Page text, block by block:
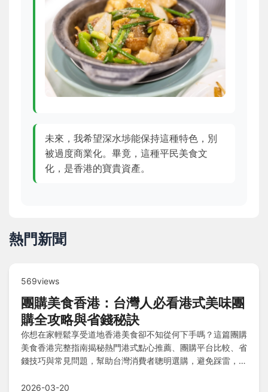
未來，我希望深水埗能保持這種特色，別
被過度商業化。畢竟，這種平民美食文
化，是香港的寶貴資產。
熱門新聞
569views
團購美食香港：台灣人必看港式美味團
購全攻略與省錢秘訣
你想在家輕鬆享受道地香港美食卻不知從何下手嗎？這篇團購
美食香港完整指南揭秘熱門港式點心推薦、團購平台比較、省
錢技巧與常見問題，幫助台灣消費者聰明選購，避免踩雷，完
2026-03-20